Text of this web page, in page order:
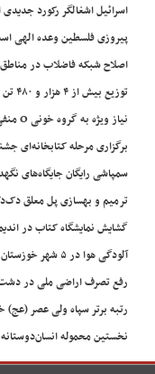
اسرائیل اشغالگر رکورد
پیروزی فلسطین وعده الهی
اصلاح شبکه فاضلاب در
توزیع بیش از ۴ هزار و ۴۸۰ تن بذر کشت پاییزه در خوزستان
نیاز ویژه به گروه خونی O منفی در خوزستان
برگزاری مرحله کتابخانه‌ای
سمپاشی رایگان جایگاه‌های
ترمیم و بهسازی پل معلق
گشایش نمایشگاه کتاب در
آلودگی هوا در ۵ شهر خوزستان
رفع تصرف اراضی ملی در دشت
رتبه برتر سپاه ولی عصر
نخستین محموله